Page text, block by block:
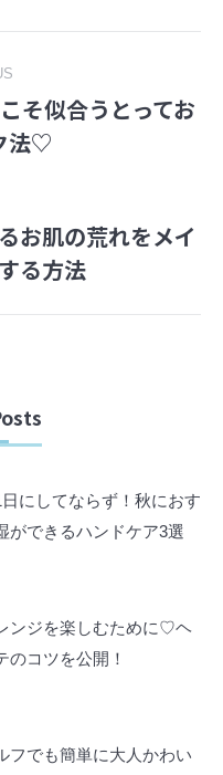
そ似合うとってお
法♡
お肌の荒れをメイ
る方法
にしてならず！秋におす
ができるハンドケア3選
ンジを楽しむために♡ヘ
のコツを公開！
でも簡単に大人かわい